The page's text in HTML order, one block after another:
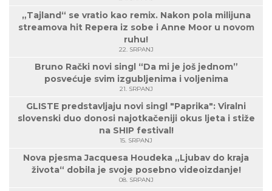
„Tajland“ se vratio kao remix. Nakon pola milijuna
streamova hit Repera iz sobe i Anne Moor u novom
ruhu!
22. SRPANJ
Bruno Rački novi singl “Da mi je još jednom”
posvećuje svim izgubljenima i voljenima
21. SRPANJ
GLISTE predstavljaju novi singl "Paprika": Viralni
slovenski duo donosi najotkačeniji okus ljeta i stiže
na SHIP festival!
15. SRPANJ
Nova pjesma Jacquesa Houdeka „Ljubav do kraja
života“ dobila je svoje posebno videoizdanje!
08. SRPANJ